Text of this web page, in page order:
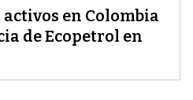
en Colombia
de Ecopetrol en